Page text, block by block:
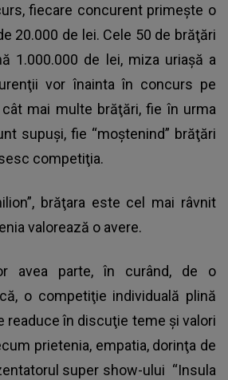
fiecare concurent primeşte o
20.000 de lei. Cele 50 de brăţări
1.000.000 de lei, miza uriaşă a
vor înainta în concurs pe
mai multe brăţări, fie în urma
supuşi, fie “moştenind” brăţări
competiţia.
brăţara este cel mai râvnit
valorează o avere.
avea parte, în curând, de o
o competiţie individuală plină
readuce în discuţie teme şi valori
prietenia, empatia, dorinţa de
super show-ului “Insula